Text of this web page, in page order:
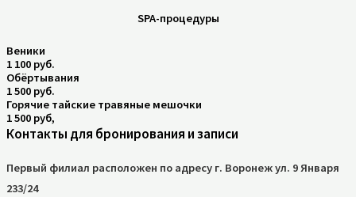
SPA-процедуры
Веники
1 100 руб.
Обёртывания
1 500 руб.
Горячие тайские травяные мешочки
1 500 руб,
Контакты для бронирования и записи
Первый филиал расположен по адресу г. Воронеж ул. 9 Января
233/24